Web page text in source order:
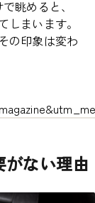
眺めると、
まいます。
の印象は変わ
がない理由